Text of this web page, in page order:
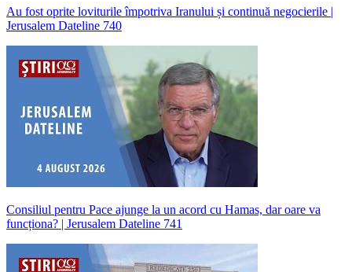
Au fost oprite loviturile împotriva Iranului și continuă negocierile |
Jerusalem Dateline 740
Consiliul pentru Pace ajunge la un acord cu Hamas, dar oare va
funcționa? | Jerusalem Dateline 741